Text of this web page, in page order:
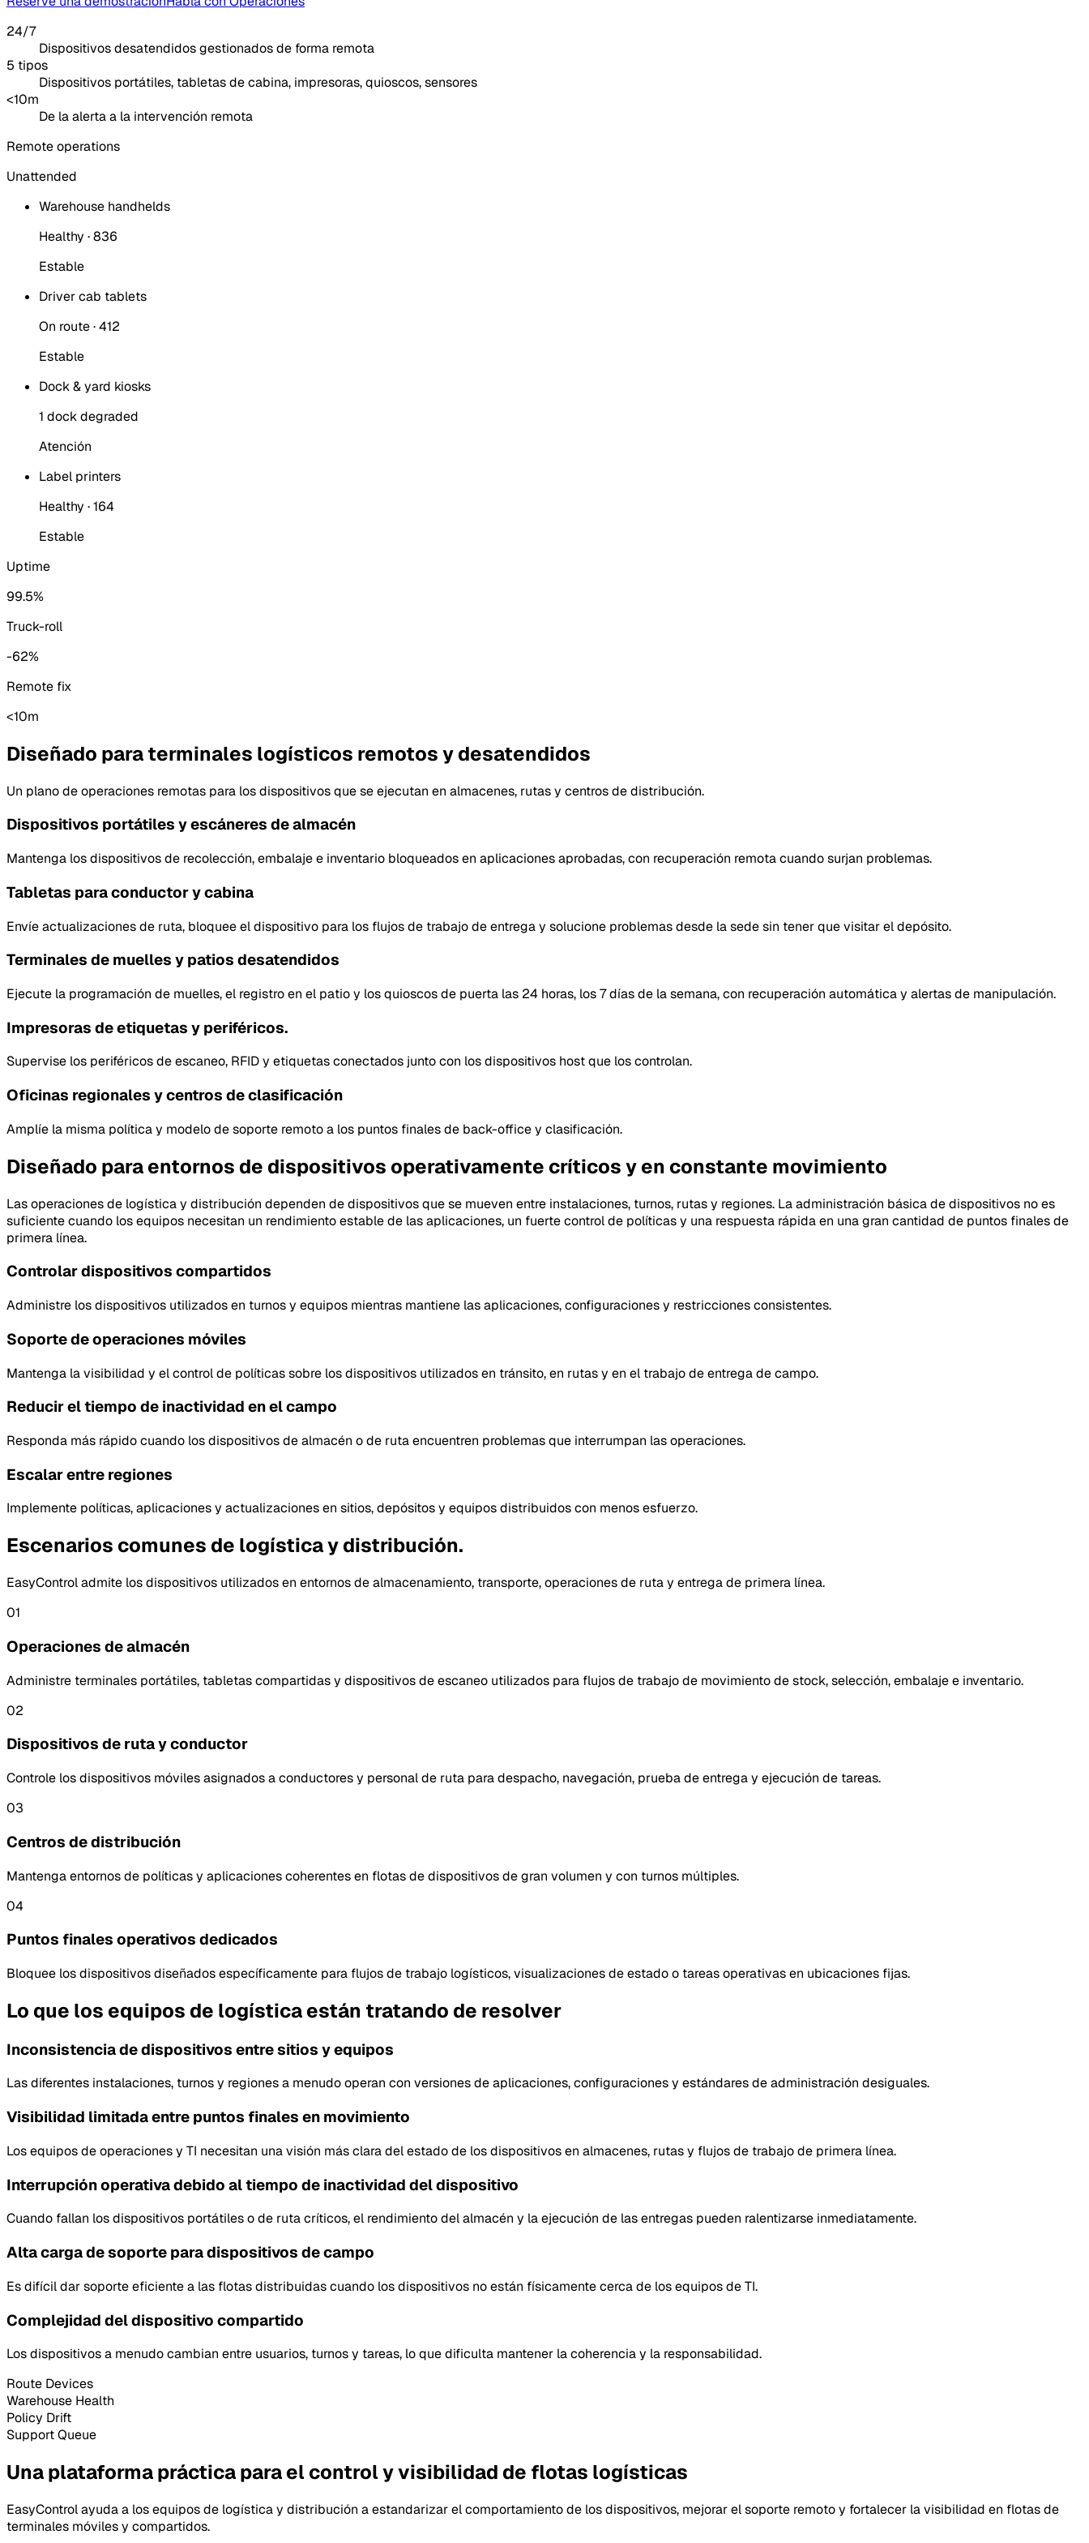
24/7
Dispositivos desatendidos gestionados de forma remota
5 tipos
Dispositivos portátiles, tabletas de cabina, impresoras, quioscos, sensores
<10m
De la alerta a la intervención remota
Remote operations
Unattended
Warehouse handhelds
Healthy · 836
Estable
Driver cab tablets
On route · 412
Estable
Dock & yard kiosks
1 dock degraded
Atención
Label printers
Healthy · 164
Estable
Uptime
99.5%
Truck-roll
-62%
Remote fix
<10m
Diseñado para terminales logísticos remotos y desatendidos
Un plano de operaciones remotas para los dispositivos que se ejecutan en almacenes, rutas y centros de distribución.
Dispositivos portátiles y escáneres de almacén
Mantenga los dispositivos de recolección, embalaje e inventario bloqueados en aplicaciones aprobadas, con recuperación remota cuando surjan problemas.
Tabletas para conductor y cabina
Envíe actualizaciones de ruta, bloquee el dispositivo para los flujos de trabajo de entrega y solucione problemas desde la sede sin tener que visitar el depósito.
Terminales de muelles y patios desatendidos
Ejecute la programación de muelles, el registro en el patio y los quioscos de puerta las 24 horas, los 7 días de la semana, con recuperación automática y alertas de manipulación.
Impresoras de etiquetas y periféricos.
Supervise los periféricos de escaneo, RFID y etiquetas conectados junto con los dispositivos host que los controlan.
Oficinas regionales y centros de clasificación
Amplíe la misma política y modelo de soporte remoto a los puntos finales de back-office y clasificación.
Diseñado para entornos de dispositivos operativamente críticos y en constante movimiento
Las operaciones de logística y distribución dependen de dispositivos que se mueven entre instalaciones, turnos, rutas y regiones. La administración básica de dispositivos no es
suficiente cuando los equipos necesitan un rendimiento estable de las aplicaciones, un fuerte control de políticas y una respuesta rápida en una gran cantidad de puntos finales de
primera línea.
Controlar dispositivos compartidos
Administre los dispositivos utilizados en turnos y equipos mientras mantiene las aplicaciones, configuraciones y restricciones consistentes.
Soporte de operaciones móviles
Mantenga la visibilidad y el control de políticas sobre los dispositivos utilizados en tránsito, en rutas y en el trabajo de entrega de campo.
Reducir el tiempo de inactividad en el campo
Responda más rápido cuando los dispositivos de almacén o de ruta encuentren problemas que interrumpan las operaciones.
Escalar entre regiones
Implemente políticas, aplicaciones y actualizaciones en sitios, depósitos y equipos distribuidos con menos esfuerzo.
Escenarios comunes de logística y distribución.
EasyControl admite los dispositivos utilizados en entornos de almacenamiento, transporte, operaciones de ruta y entrega de primera línea.
01
Operaciones de almacén
Administre terminales portátiles, tabletas compartidas y dispositivos de escaneo utilizados para flujos de trabajo de movimiento de stock, selección, embalaje e inventario.
02
Dispositivos de ruta y conductor
Controle los dispositivos móviles asignados a conductores y personal de ruta para despacho, navegación, prueba de entrega y ejecución de tareas.
03
Centros de distribución
Mantenga entornos de políticas y aplicaciones coherentes en flotas de dispositivos de gran volumen y con turnos múltiples.
04
Puntos finales operativos dedicados
Bloquee los dispositivos diseñados específicamente para flujos de trabajo logísticos, visualizaciones de estado o tareas operativas en ubicaciones fijas.
Lo que los equipos de logística están tratando de resolver
Inconsistencia de dispositivos entre sitios y equipos
Las diferentes instalaciones, turnos y regiones a menudo operan con versiones de aplicaciones, configuraciones y estándares de administración desiguales.
Visibilidad limitada entre puntos finales en movimiento
Los equipos de operaciones y TI necesitan una visión más clara del estado de los dispositivos en almacenes, rutas y flujos de trabajo de primera línea.
Interrupción operativa debido al tiempo de inactividad del dispositivo
Cuando fallan los dispositivos portátiles o de ruta críticos, el rendimiento del almacén y la ejecución de las entregas pueden ralentizarse inmediatamente.
Alta carga de soporte para dispositivos de campo
Es difícil dar soporte eficiente a las flotas distribuidas cuando los dispositivos no están físicamente cerca de los equipos de TI.
Complejidad del dispositivo compartido
Los dispositivos a menudo cambian entre usuarios, turnos y tareas, lo que dificulta mantener la coherencia y la responsabilidad.
Route Devices
Warehouse Health
Policy Drift
Support Queue
Una plataforma práctica para el control y visibilidad de flotas logísticas
EasyControl ayuda a los equipos de logística y distribución a estandarizar el comportamiento de los dispositivos, mejorar el soporte remoto y fortalecer la visibilidad en flotas de
terminales móviles y compartidos.